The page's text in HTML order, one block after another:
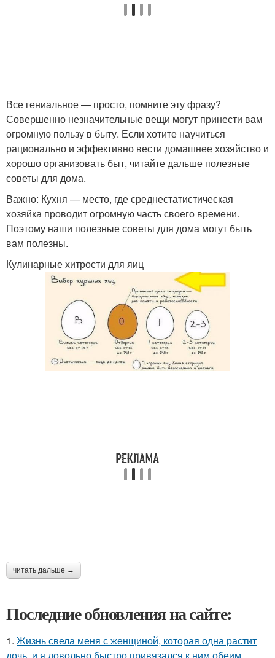
Все гениальное — просто, помните эту фразу?
Совершенно незначительные вещи могут принести вам
огромную пользу в быту. Если хотите научиться
рационально и эффективно вести домашнее хозяйство и
хорошо организовать быт, читайте дальше полезные
советы для дома.
Важно: Кухня — место, где среднестатистическая
хозяйка проводит огромную часть своего времени.
Поэтому наши полезные советы для дома могут быть
вам полезны.
Кулинарные хитрости для яиц
читать дальше →
Последние обновления на сайте:
1. Жизнь свела меня с женщиной, которая одна растит